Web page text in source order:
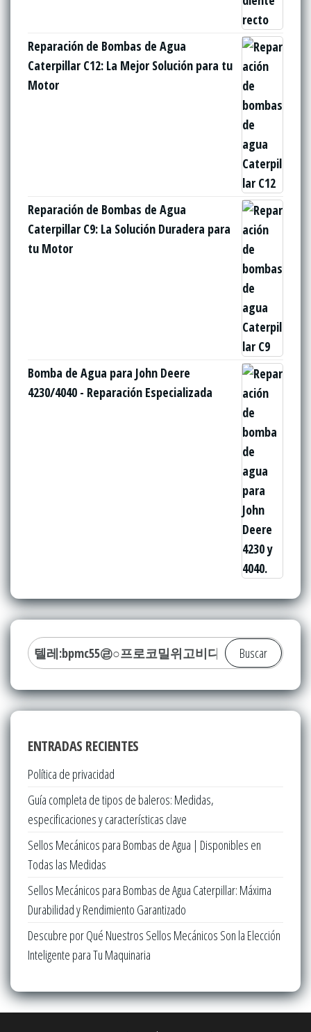
Reparación de Bombas de Agua
Caterpillar C12: La Mejor Solución para tu
Motor
Reparación de Bombas de Agua
Caterpillar C9: La Solución Duradera para
tu Motor
Bomba de Agua para John Deere
4230/4040 - Reparación Especializada
Buscar:
ENTRADAS RECIENTES
Política de privacidad
Guía completa de tipos de baleros: Medidas,
especificaciones y características clave
Sellos Mecánicos para Bombas de Agua | Disponibles en
Todas las Medidas
Sellos Mecánicos para Bombas de Agua Caterpillar: Máxima
Durabilidad y Rendimiento Garantizado
Descubre por Qué Nuestros Sellos Mecánicos Son la Elección
Inteligente para Tu Maquinaria